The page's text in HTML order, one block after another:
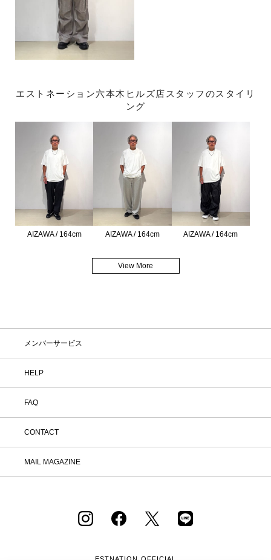
エストネーション六本木ヒルズ店スタッフのスタイリ
ング
AIZAWA / 164cm AIZAWA / 164cm AIZAWA / 164cm
View More
メンバーサービス
HELP
FAQ
CONTACT
MAIL MAGAZINE
ESTNATION OFFICIAL